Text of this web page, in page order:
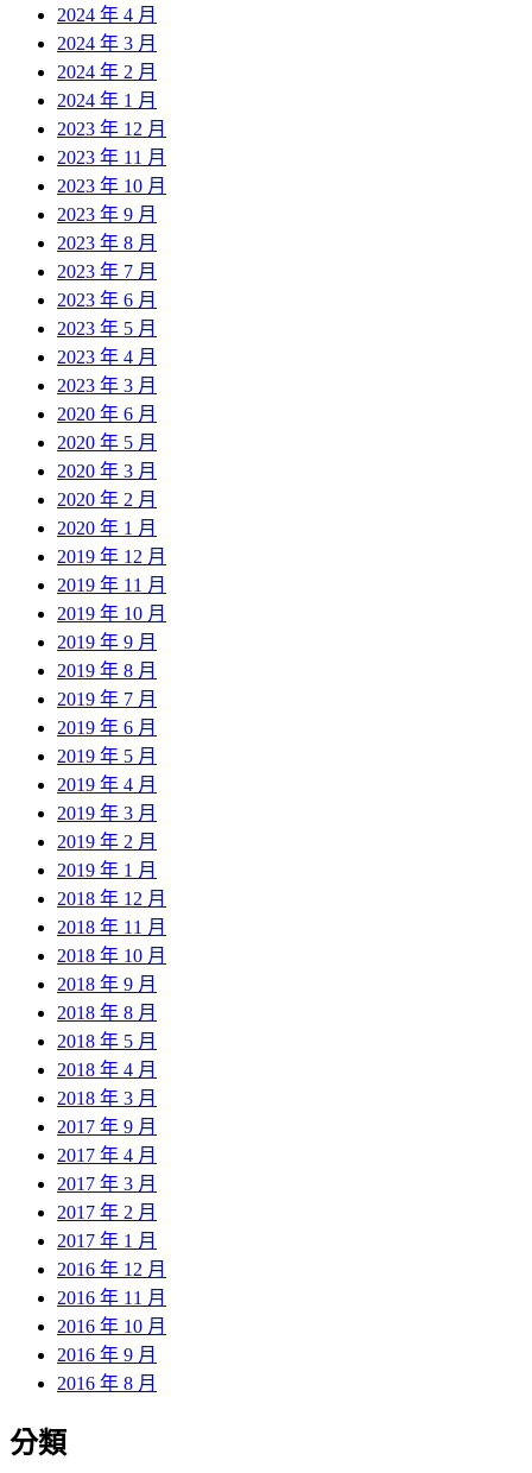
2024 年 4 月
2024 年 3 月
2024 年 2 月
2024 年 1 月
2023 年 12 月
2023 年 11 月
2023 年 10 月
2023 年 9 月
2023 年 8 月
2023 年 7 月
2023 年 6 月
2023 年 5 月
2023 年 4 月
2023 年 3 月
2020 年 6 月
2020 年 5 月
2020 年 3 月
2020 年 2 月
2020 年 1 月
2019 年 12 月
2019 年 11 月
2019 年 10 月
2019 年 9 月
2019 年 8 月
2019 年 7 月
2019 年 6 月
2019 年 5 月
2019 年 4 月
2019 年 3 月
2019 年 2 月
2019 年 1 月
2018 年 12 月
2018 年 11 月
2018 年 10 月
2018 年 9 月
2018 年 8 月
2018 年 5 月
2018 年 4 月
2018 年 3 月
2017 年 9 月
2017 年 4 月
2017 年 3 月
2017 年 2 月
2017 年 1 月
2016 年 12 月
2016 年 11 月
2016 年 10 月
2016 年 9 月
2016 年 8 月
分類